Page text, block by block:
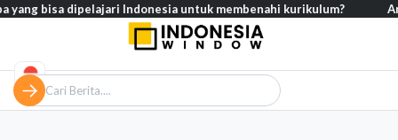
dipelajari Indonesia untuk membenahi kurikulum?